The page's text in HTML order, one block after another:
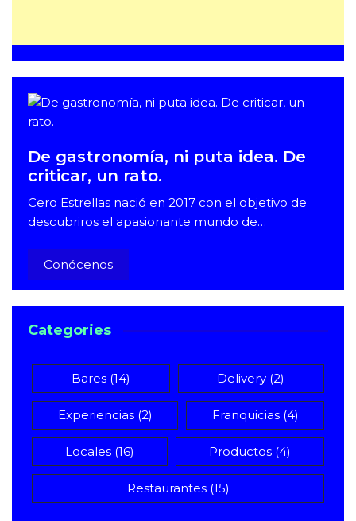
De gastronomía, ni puta idea. De
criticar, un rato.
Cero Estrellas nació en 2017 con el objetivo de
descubriros el apasionante mundo de…
Conócenos
Categories
Bares(14) Delivery (2)
Experiencias(2) Franquicias(4)
Locales (16) Productos (4)
Restaurantes(15)